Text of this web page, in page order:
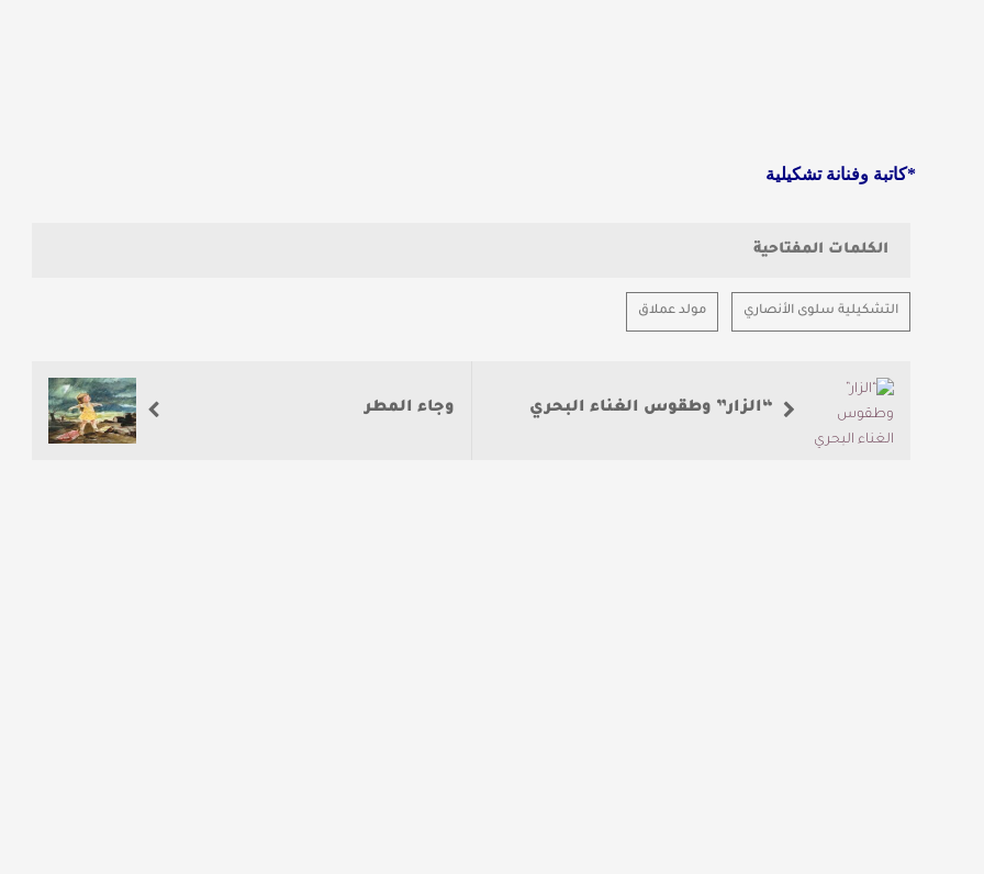
*كاتبة وفنانة تشكيلية
الكلمات المفتاحية
التشكيلية سلوى الأنصاري مولد عملاق
“الزار” وطقوس الغناء البحري وجاء المطر